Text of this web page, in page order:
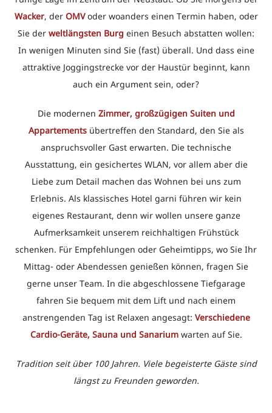
Wacker, der OMVoder woanders einen Termin haben, oder
Sie der weltlängsten Burg einen Besuch abstatten wollen:
In wenigen Minuten sind Sie (fast) überall. Und dass eine
attraktive Joggingstrecke vor der Haustür beginnt, kann
auch ein Argument sein, oder?
Die modernen Zimmer, großzügigen Suiten und
Appartementsübertreffen den Standard, den Sie als
anspruchsvoller Gast erwarten. Die technische
Ausstattung, ein gesichertes WLAN, vor allem aber die
Liebe zum Detail machen das Wohnen bei uns zum
Erlebnis. Als klassisches Hotel garni führen wir kein
eigenes Restaurant, denn wir wollen unsere ganze
Aufmerksamkeit unserem reichhaltigen Frühstück
schenken. Für Empfehlungen oder Geheimtipps, wo Sie Ihr
Mittag- oder Abendessen genießen können, fragen Sie
gerne unser Team. In die abgeschlossene Tiefgarage
fahren Sie bequem mit dem Lift und nach einem
anstrengenden Tag ist Relaxen angesagt: Verschiedene
Cardio-Geräte, Sauna und Sanariumwarten auf Sie.
Tradition seit über 100 Jahren. Viele begeisterte Gäste sind
längst zu Freunden geworden.